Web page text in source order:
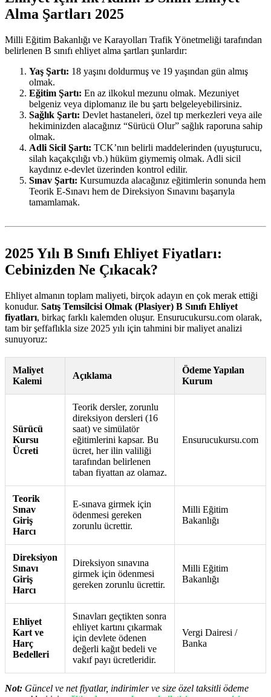
Alma Şartları 2025
Milli Eğitim Bakanlığı ve Karayolları Trafik Yönetmeliği tarafından
belirlenen B sınıfı ehliyet alma şartları şunlardır:
Yaş Şartı: 18 yaşını doldurmuş ve 19 yaşından gün almış
olmak.
Eğitim Şartı: En az ilkokul mezunu olmak. Mezuniyet
belgeniz veya diplomanız ile bu şartı belgeleyebilirsiniz.
Sağlık Şartı: Devlet hastaneleri, özel tıp merkezleri veya aile
hekiminizden alacağınız “Sürücü Olur” sağlık raporuna sahip
olmak.
Adli Sicil Şartı: TCK’nın belirli maddelerinden (uyuşturucu,
silah kaçakçılığı vb.) hüküm giymemiş olmak. Adli sicil
kaydınız e-devlet üzerinden kontrol edilir.
Sınav Şartı: Kursumuzda alacağınız eğitimlerin sonunda hem
Teorik E-Sınavı hem de Direksiyon Sınavını başarıyla
tamamlamak.
2025 Yılı B Sınıfı Ehliyet Fiyatları:
Cebinizden Ne Çıkacak?
Ehliyet almanın toplam maliyeti, birçok adayın en çok merak ettiği
konudur. Satış Temsilcisi Olmak (Plasiyer) B Sınıfı Ehliyet
fiyatları, birkaç farklı kalemden oluşur. Ensurucukursu.com olarak,
tam bir şeffaflıkla size 2025 yılı için tahmini bir maliyet analizi
sunuyoruz:
Maliyet
Kalemi
Açıklama
Ödeme Yapılan
Kurum
Sürücü
Kursu
Ücreti
Teorik dersler, zorunlu
direksiyon dersleri (16
saat) ve simülatör
eğitimlerini kapsar. Bu
ücret, her ilin valiliği
tarafından belirlenen
taban fiyattan az olamaz.
Ensurucukursu.com
Teorik
Sınav
Giriş
Harcı
E-sınava girmek için
ödenmesi gereken
zorunlu ücrettir.
Milli Eğitim
Bakanlığı
Direksiyon
Sınavı
Giriş
Harcı
Direksiyon sınavına
girmek için ödenmesi
gereken zorunlu ücrettir.
Milli Eğitim
Bakanlığı
Ehliyet
Kart ve
Harç
Bedelleri
Sınavları geçtikten sonra
ehliyet kartını çıkarmak
için devlete ödenen
değerli kağıt bedeli ve
vakıf payı ücretleridir.
Vergi Dairesi /
Banka
Not: Güncel ve net fiyatlar, indirimler ve size özel taksitli ödeme